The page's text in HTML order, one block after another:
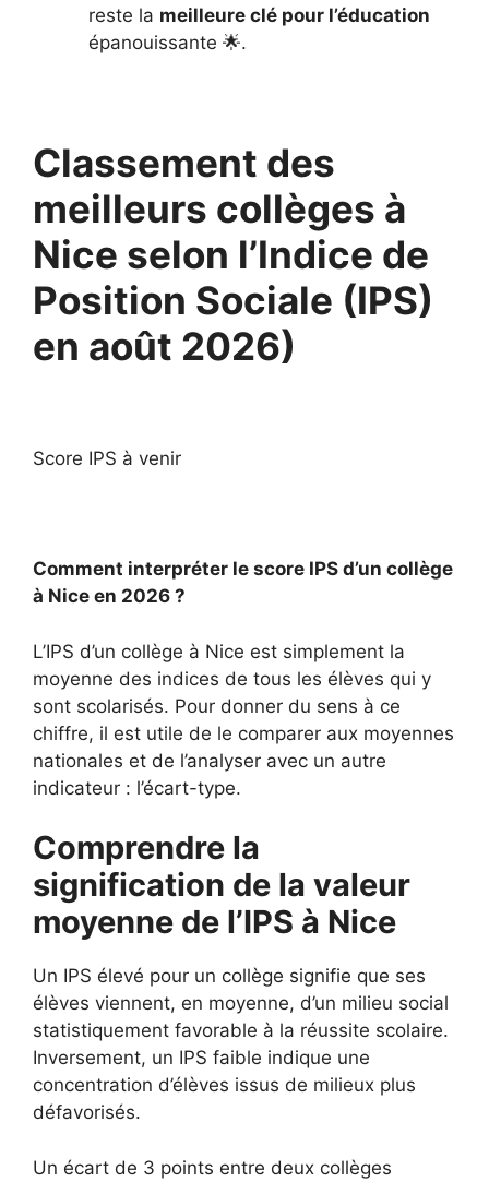
reste la meilleure clé pour l’éducation
épanouissante 🌟.
Classement des
meilleurs collèges à
Nice selon l’Indice de
Position Sociale (IPS)
en août 2026)
Score IPS à venir
Comment interpréter le score IPS d’un collège
à Nice en 2026 ?
L’IPS d’un collège à Nice est simplement la
moyenne des indices de tous les élèves qui y
sont scolarisés. Pour donner du sens à ce
chiffre, il est utile de le comparer aux moyennes
nationales et de l’analyser avec un autre
indicateur : l’écart-type.
Comprendre la
signification de la valeur
moyenne de l’IPS à Nice
Un IPS élevé pour un collège signifie que ses
élèves viennent, en moyenne, d’un milieu social
statistiquement favorable à la réussite scolaire.
Inversement, un IPS faible indique une
concentration d’élèves issus de milieux plus
défavorisés.
Un écart de 3 points entre deux collèges